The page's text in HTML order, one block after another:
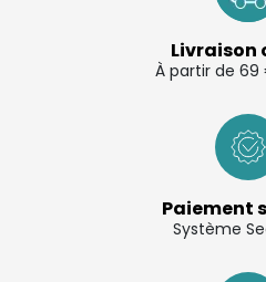
Livraison
À partir de
Paiement
Système